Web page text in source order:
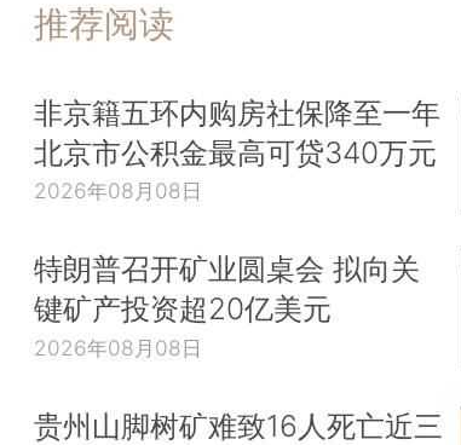
推荐阅读
非京籍五环内购房社保降至一年
北京市公积金最高可贷340万元
2026年08月08日
特朗普召开矿业圆桌会 拟向关
键矿产投资超20亿美元
2026年08月08日
贵州山脚树矿难致16人死亡近三